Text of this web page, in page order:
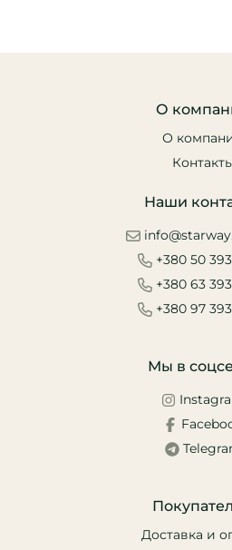
О
О
Наши
+380 50
+380 63
+380 97
Мы в
Доставка и